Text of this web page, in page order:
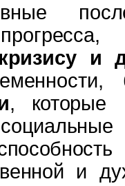
и
,
которые
и